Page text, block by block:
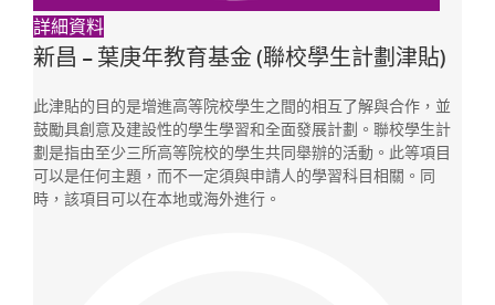
詳細資料
新昌 – 葉庚年教育基金 (聯校學生計劃津貼)
此津貼的目的是增進高等院校學生之間的相互了解與合作，並
鼓勵具創意及建設性的學生學習和全面發展計劃。聯校學生計
劃是指由至少三所高等院校的學生共同舉辦的活動。此等項目
可以是任何主題，而不一定須與申請人的學習科目相關。同
時，該項目可以在本地或海外進行。